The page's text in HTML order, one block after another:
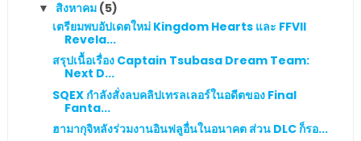
▼ สิงหาคม (5)
เตรียมพบอัปเดตใหม่ Kingdom Hearts และ FFVII
Revela...
สรุปเนื้อเรื่อง Captain Tsubasa Dream Team:
Next D...
SQEX กำลังสั่งลบคลิปเทรลเลอร์ในอดีตของ Final
Fanta...
ฮามากุจิหลังร่วมงานอินฟลูอื่นในอนาคต ส่วน DLC ก็รอ...